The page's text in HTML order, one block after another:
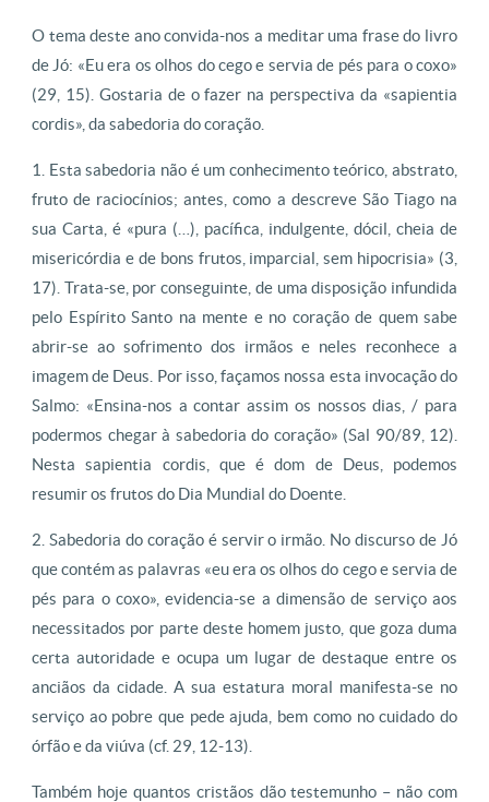
O tema deste ano convida-nos a meditar uma frase do livro
de Jó: «Eu era os olhos do cego e servia de pés para o coxo»
(29, 15). Gostaria de o fazer na perspectiva da «sapientia
cordis», da sabedoria do coração.
1. Esta sabedoria não é um conhecimento teórico, abstrato,
fruto de raciocínios; antes, como a descreve São Tiago na
sua Carta, é «pura (…), pacífica, indulgente, dócil, cheia de
misericórdia e de bons frutos, imparcial, sem hipocrisia» (3,
17). Trata-se, por conseguinte, de uma disposição infundida
pelo Espírito Santo na mente e no coração de quem sabe
abrir-se ao sofrimento dos irmãos e neles reconhece a
imagem de Deus. Por isso, façamos nossa esta invocação do
Salmo: «Ensina-nos a contar assim os nossos dias, / para
podermos chegar à sabedoria do coração» (Sal 90/89, 12).
Nesta sapientia cordis, que é dom de Deus, podemos
resumir os frutos do Dia Mundial do Doente.
2. Sabedoria do coração é servir o irmão. No discurso de Jó
que contém as palavras «eu era os olhos do cego e servia de
pés para o coxo», evidencia-se a dimensão de serviço aos
necessitados por parte deste homem justo, que goza duma
certa autoridade e ocupa um lugar de destaque entre os
anciãos da cidade. A sua estatura moral manifesta-se no
serviço ao pobre que pede ajuda, bem como no cuidado do
órfão e da viúva (cf. 29, 12-13).
Também hoje quantos cristãos dão testemunho – não com